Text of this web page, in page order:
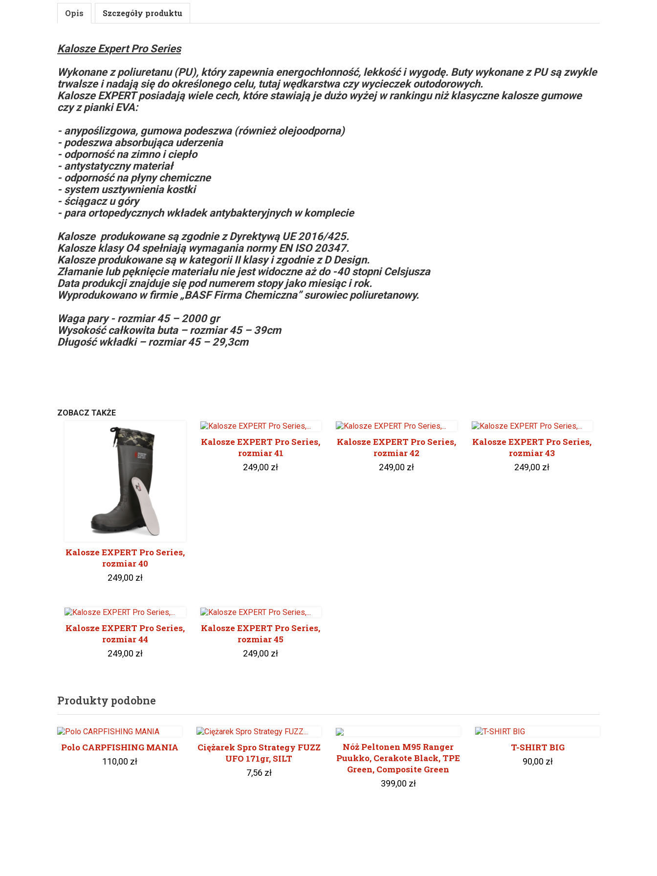
Opis Szczegóły produktu
Kalosze Expert Pro Series
Wykonane z poliuretanu (PU), który zapewnia energochłonność, lekkość i wygodę. Buty wykonane z PU są zwykle
trwalsze i nadają się do określonego celu, tutaj wędkarstwa czy wycieczek outodorowych.
Kalosze EXPERT posiadają wiele cech, które stawiają je dużo wyżej w rankingu niż klasyczne kalosze gumowe
czy z pianki EVA:
- anypoślizgowa, gumowa podeszwa (również olejoodporna)
- podeszwa absorbująca uderzenia
- odporność na zimno i ciepło
- antystatyczny materiał
- odporność na płyny chemiczne
- system usztywnienia kostki
- ściągacz u góry
- para ortopedycznych wkładek antybakteryjnych w komplecie
Kalosze produkowane są zgodnie z Dyrektywą UE 2016/425.
Kalosze klasy O4 spełniają wymagania normy EN ISO 20347.
Kalosze produkowane są w kategorii II klasy i zgodnie z D Design.
Złamanie lub pęknięcie materiału nie jest widoczne aż do -40 stopni Celsjusza
Data produkcji znajduje się pod numerem stopy jako miesiąc i rok.
Wyprodukowano w firmie „BASF Firma Chemiczna” surowiec poliuretanowy.
Waga pary - rozmiar 45 – 2000 gr
Wysokość całkowita buta – rozmiar 45 – 39cm
Długość wkładki – rozmiar 45 – 29,3cm
ZOBACZ TAKŻE
Kalosze EXPERT Pro Series,
rozmiar 40
249,00 zł
Kalosze EXPERT Pro Series,
rozmiar 41
249,00 zł
Kalosze EXPERT Pro Series,
rozmiar 42
249,00 zł
Kalosze EXPERT Pro Series,
rozmiar 43
249,00 zł
Kalosze EXPERT Pro Series,
rozmiar 44
249,00 zł
Kalosze EXPERT Pro Series,
rozmiar 45
249,00 zł
Produkty podobne
Polo CARPFISHING MANIA
110,00 zł
Ciężarek Spro Strategy FUZZ
UFO 171gr, SILT
7,56 zł
Nóż Peltonen M95 Ranger
Puukko, Cerakote Black, TPE
Green, Composite Green
399,00 zł
T-SHIRT BIG
90,00 zł